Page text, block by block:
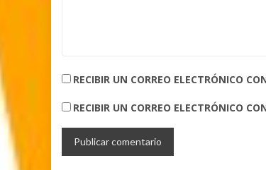
RECIBIR UN CORREO ELECTRÓNICO
RECIBIR UN CORREO ELECTRÓNICO